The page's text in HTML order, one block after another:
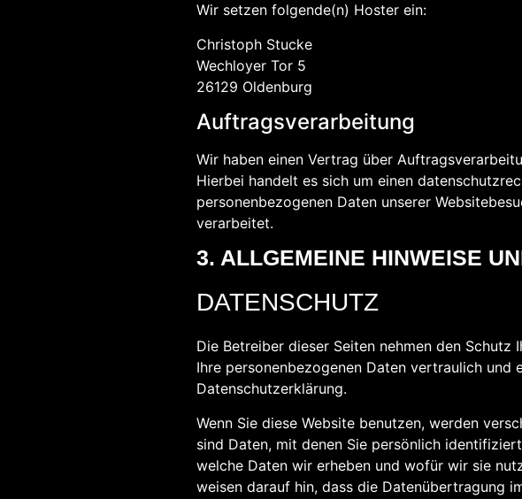
Wir setzen folgende(n) Hoster ein:
Christoph Stucke
Wechloyer Tor 5
26129 Oldenburg
Auftragsverarbeitung
Wir haben einen Vertrag über
Hierbei handelt es sich um einen
personenbezogenen Daten unserer
verarbeitet.
3. ALLGEMEINE HINWEISE
DATENSCHUTZ
Die Betreiber dieser Seiten nehmen den
Ihre personenbezogenen Daten vertraulich
Datenschutzerklärung.
Wenn Sie diese Website benutzen, werden
sind Daten, mit denen Sie persönlich
welche Daten wir erheben und wofür wir sie
weisen darauf hin, dass die Datenübertragung